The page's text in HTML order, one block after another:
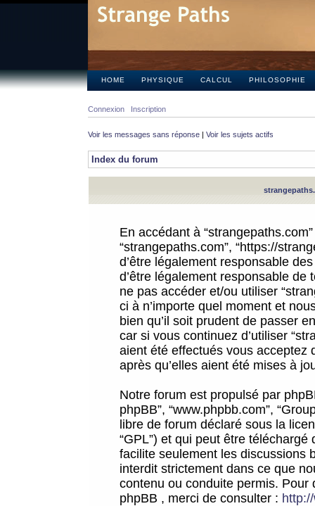
HOME PHYSIQUE CALCUL PHILOSOPHIE
Connexion Inscription
Voir les messages sans réponse | Voir les sujets actifs
Index du forum
En accédant à
“strangepaths.com”, “https://
d’être légalement responsable
d’être légalement responsable
ne pas accéder et/ou utiliser
ci à n’importe quel moment et
bien qu’il soit prudent de passer
car si vous continuez d’utiliser
aient été effectués vous acceptez
après qu’elles aient été mises à
Notre forum est propulsé par
phpBB”, “www.phpbb.com”,
libre de forum déclaré sous la
“GPL”) et qui peut être téléchargé
facilite seulement les discussions
interdit strictement dans ce que
contenu ou conduite permis.
phpBB , merci de consulter :